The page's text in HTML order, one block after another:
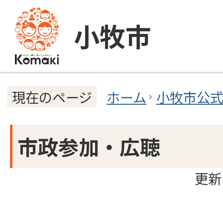
小牧市
現在のページ ホーム 小牧市公
市政参加・広聴
更